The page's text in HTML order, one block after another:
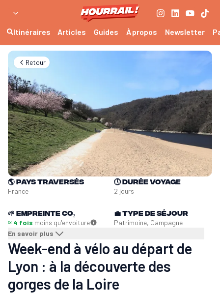
Itinéraires Articles Guides À propos Newsletter
Retour
🌎Pays traversés
France
🕔Durée voyage
2 jours
🌱 Empreinte CO₂
≈ 4 fois moins qu'envoiture
En savoir plus
💼Type de séjour
Patrimoine, Campagne
Week-end à vélo au départ de
Lyon : à la découverte des
gorges de la Loire